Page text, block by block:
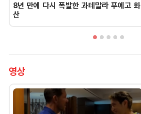
8년 만에 다시 폭발한 과테말라 푸에고 화
산
영상